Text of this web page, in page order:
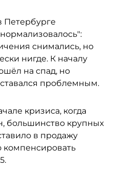
Петербурге
снимались, но
нигде. К началу
на спад, но
проблемным.
кризиса, когда
большинство крупных
в продажу
компенсировать